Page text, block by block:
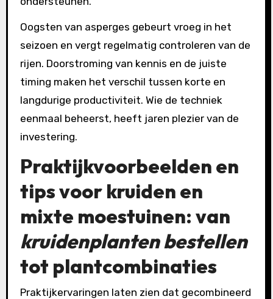
Oogsten van asperges gebeurt vroeg in het
seizoen en vergt regelmatig controleren van de
rijen. Doorstroming van kennis en de juiste
timing maken het verschil tussen korte en
langdurige productiviteit. Wie de techniek
eenmaal beheerst, heeft jaren plezier van de
investering.
Praktijkvoorbeelden en
tips voor kruiden en
mixte moestuinen: van
kruidenplanten bestellen
tot plantcombinaties
Praktijkervaringen laten zien dat gecombineerd